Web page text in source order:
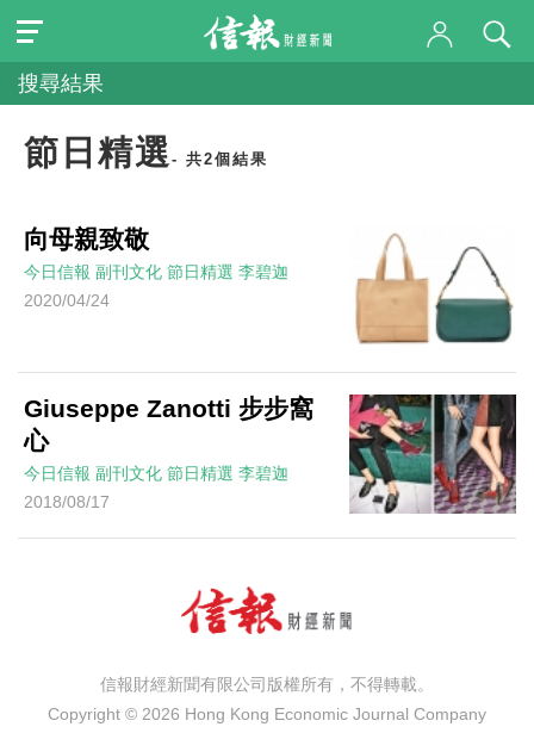
搜尋結果
節日精選 - 共2個結果
向母親致敬
今日信報 副刊文化 節日精選 李碧迦
2020/04/24
Giuseppe Zanotti 步步窩
心
今日信報 副刊文化 節日精選 李碧迦
2018/08/17
信報財經新聞有限公司版權所有，不得轉載。
Copyright © 2026 Hong Kong Economic Journal Company